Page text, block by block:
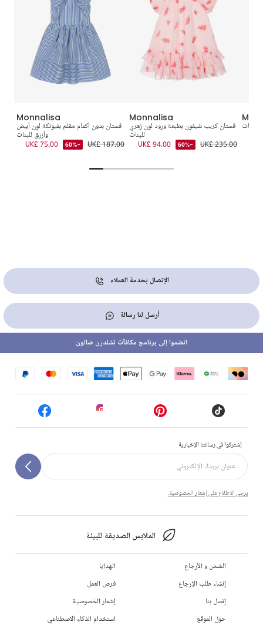
Monnalisa
فستان بدون أكمام مقلم بفيونكة لون أبيض
وأزرق للبنات
UK£ 187.00
-60%
UK£ 75.00
Monnalisa
فستان كريب شيفون بطبعة ورود لون زهري
للبنات
UK£ 235.00
-60%
UK£ 94.00
للبنات
الإتصال بخدمة العملاء
أرسل لنا رسالة
إشتركوا في رسالتنا الإخبارية
يرجى الاطلاع على إشعار الخصوصية.
الملابس الصديقة للبيئة
انضموا إلى برنامج مكافآت تشلدرن صالون
الشحن و الأرجاع
إنشاء طلب الإرجاع
إتصل بنا
حول الموقع
الهدايا
فرص العمل
إشعار الخصوصية
استخدام الذكاء الاصطناعي